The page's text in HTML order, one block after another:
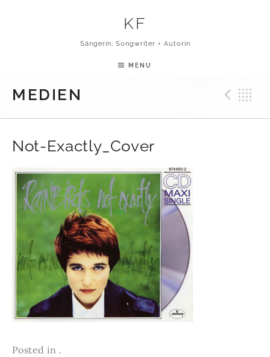
KF
Sängerin, Songwriter + Autorin
MENU
MEDIEN
Not-Exactly_Cover
Posted in .